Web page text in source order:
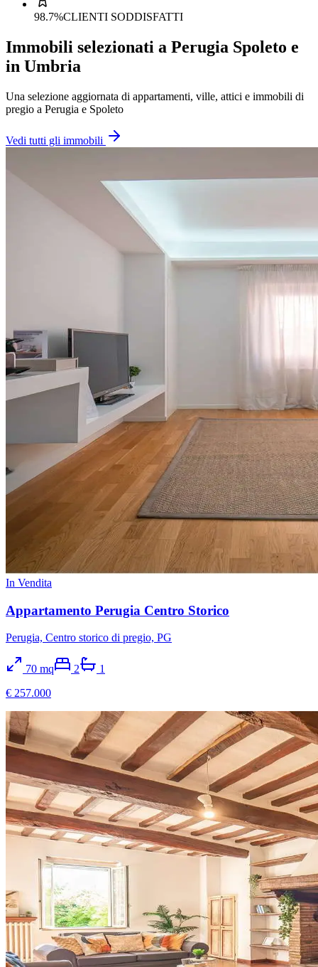
98.7%CLIENTI SODDISFATTI
Immobili selezionati a Perugia Spoleto e
in Umbria
Una selezione aggiornata di appartamenti, ville, attici e immobili di
pregio a Perugia e Spoleto
Vedi tutti gli immobili
In Vendita
Appartamento Perugia Centro Storico
Perugia, Centro storico di pregio, PG
70 mq 2
1
€ 257.000